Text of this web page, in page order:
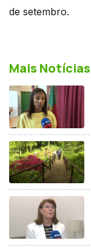
de setembro.
Mais Notícias